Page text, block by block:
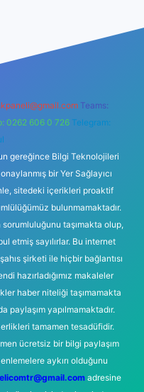
Teams:
0262 606 0 726 Telegram:
gereğince Bilgi Teknolojileri
bir Yer Sağlayıcı
sitedeki içerikleri proaktif
bulunmamaktadır.
taşımakta olup,
etmiş sayılırlar. Bu internet
şirketi ile hiçbir bağlantısı
hazırladığımız makaleler
haber niteliği taşımamakta
paylaşım yapılmamaktadır.
tamamen tesadüfidir.
ücretsiz bir bilgi paylaşım
aykırı olduğunu
adresine